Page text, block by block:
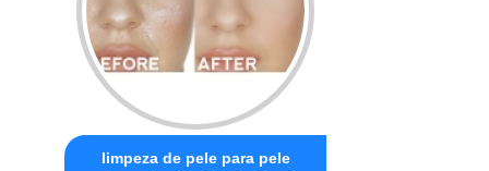
limpeza de pele para pele